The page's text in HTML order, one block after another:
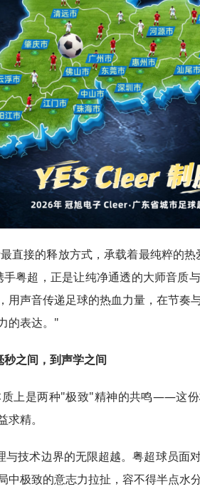
直接的释放方式，承载着最纯粹的
粤超，正是让纯净通透的大师音质
用声音传递足球的热血力量，在节奏
的表达。"
秒之间，到声学之间
质上是两种"极致"精神的共鸣——这
精。
技术边界的无限超越。粤超球员面
中极致的意志力拉扯，容不得半点水